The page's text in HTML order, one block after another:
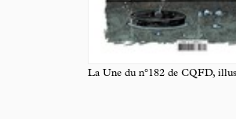
La Une du n°182 de CQFD,